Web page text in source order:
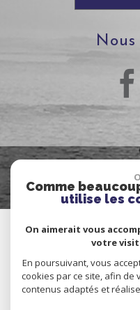
© 2026 | Tous droits
Plan du site- Mentions légales- Nos
Comme
utilise les
On aimerait vous
votre
En poursuivant, vous
cookies par ce site, afin de
contenus adaptés et